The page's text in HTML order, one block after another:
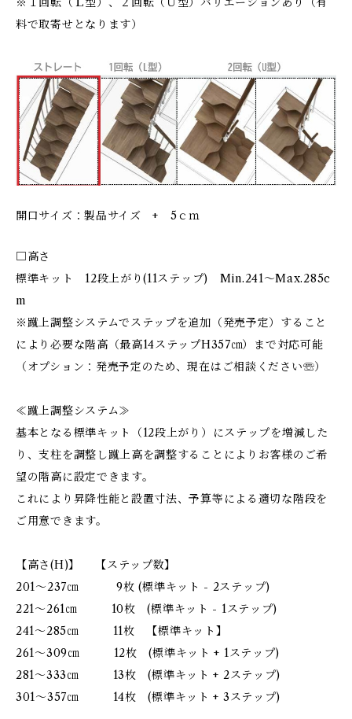
料で取寄せとなります）
開口サイズ：製品サイズ + 5ｃｍ
□高さ
標準キット 12段上がり(11ステップ) Min.241～Max.285c
m
※蹴上調整システムでステップを追加（発売予定）すること
により必要な階高（最高14ステップH357㎝）まで対応可能
（オプション：発売予定のため、現在はご相談ください☏）
≪蹴上調整システム≫
基本となる標準キット（12段上がり）にステップを増減した
り、支柱を調整し蹴上高を調整することによりお客様のご希
望の階高に設定できます。
これにより昇降性能と設置寸法、予算等による適切な階段を
ご用意できます。
【高さ(H)】 【ステップ数】
201～237㎝ 9枚 (標準キット - 2ステップ)
221～261㎝ 10枚 (標準キット - 1ステップ)
241～285㎝ 11枚 【標準キット】
261～309㎝ 12枚 (標準キット + 1ステップ)
281～333㎝ 13枚 (標準キット + 2ステップ)
301～357㎝ 14枚 (標準キット + 3ステップ)